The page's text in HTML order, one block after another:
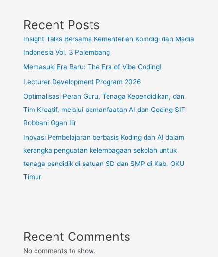
Recent Posts
Insight Talks Bersama Kementerian Komdigi dan Media
Indonesia Vol. 3 Palembang
Memasuki Era Baru: The Era of Vibe Coding!
Lecturer Development Program 2026
Optimalisasi Peran Guru, Tenaga Kependidikan, dan
Tim Kreatif, melalui pemanfaatan AI dan Coding SIT
Robbani Ogan Ilir
Inovasi Pembelajaran berbasis Koding dan AI dalam
kerangka penguatan kelembagaan sekolah untuk
tenaga pendidik di satuan SD dan SMP di Kab. OKU
Timur
Recent Comments
No comments to show.